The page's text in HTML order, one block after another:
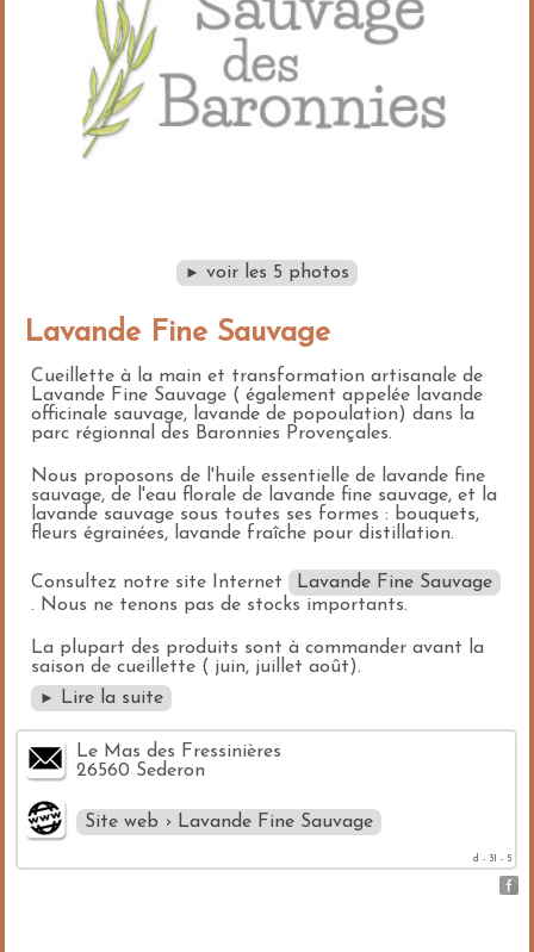
► voir les 5 photos
Lavande Fine Sauvage
Cueillette à la main et transformation artisanale de
Lavande Fine Sauvage ( également appelée lavande
officinale sauvage, lavande de popoulation) dans la
parc régionnal des Baronnies Provençales.
Nous proposons de l'huile essentielle de lavande fine
sauvage, de l'eau florale de lavande fine sauvage, et la
lavande sauvage sous toutes ses formes : bouquets,
fleurs égrainées, lavande fraîche pour distillation.
Consultez notre site Internet
Lavande Fine Sauvage
. Nous ne tenons pas de stocks importants.
La plupart des produits sont à commander avant la
saison de cueillette ( juin, juillet août).
► Lire la suite
Le Mas des Fressinières
26560 Sederon
Site web › Lavande Fine Sauvage
d - 31 - 5